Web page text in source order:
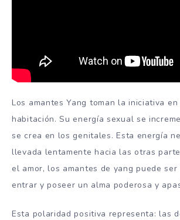
Los amantes Yang toman la iniciativa
habitación. Su energía sexual se
se crea en los genitales. Esta energía
llevada lentamente hacia las otras
el amor, los amantes de yang puede
entrar y poseer un alma poderosa y
Esta polaridad positiva representa: las